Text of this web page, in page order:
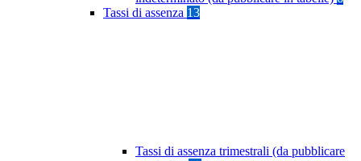
Tassi di assenza 13
Tassi di assenza trimestrali (da pubblicare